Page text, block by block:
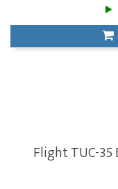
Flight TUC-